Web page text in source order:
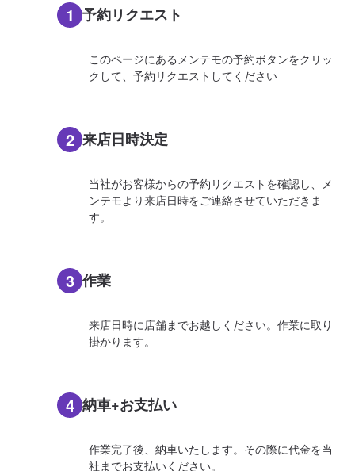
1 予約リクエスト
このページにあるメンテモの予約ボタンをクリッ
クして、予約リクエストしてください
2 来店日時決定
当社がお客様からの予約リクエストを確認し、メ
ンテモより来店日時をご連絡させていただきま
す。
3 作業
来店日時に店舗までお越しください。作業に取り
掛かります。
4 納車+お支払い
作業完了後、納車いたします。その際に代金を当
社までお支払いください。